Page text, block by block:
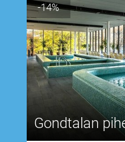
-14%
Gondtalan